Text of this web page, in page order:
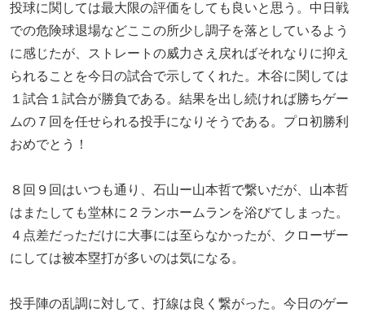
投球に関しては最大限の評価をしても良いと思う。中日戦
での危険球退場などここの所少し調子を落としているよう
に感じたが、ストレートの威力さえ戻ればそれなりに抑え
られることを今日の試合で示してくれた。木谷に関しては
１試合１試合が勝負である。結果を出し続ければ勝ちゲー
ムの７回を任せられる投手になりそうである。プロ初勝利
おめでとう！
８回９回はいつも通り、石山ー山本哲で繋いだが、山本哲
はまたしても堂林に２ランホームランを浴びてしまった。
４点差だっただけに大事には至らなかったが、クローザー
にしては被本塁打が多いのは気になる。
投手陣の乱調に対して、打線は良く繋がった。今日のゲー